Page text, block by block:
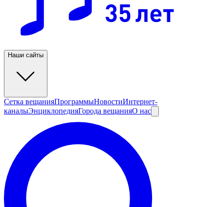
Наши сайты
Сетка вещанияПрограммыНовостиИнтернет-
каналыЭнциклопедияГорода вещанияО нас